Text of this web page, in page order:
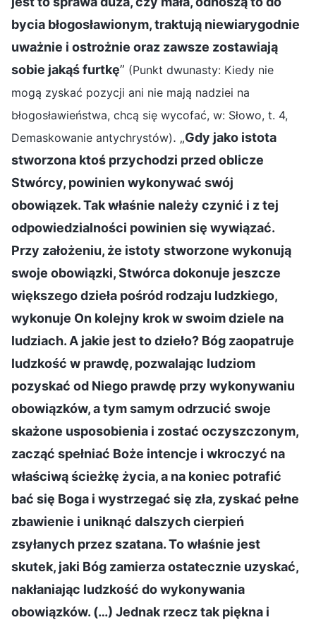
bycia błogosławionym, traktują niewiarygodnie
uważnie i ostrożnie oraz zawsze zostawiają
sobie jakąś furtkę” (Punkt dwunasty: Kiedy nie
mogą zyskać pozycji ani nie mają nadziei na
błogosławieństwa, chcą się wycofać, w: Słowo, t. 4,
Demaskowanie antychrystów). „Gdy jako istota
stworzona ktoś przychodzi przed oblicze
Stwórcy, powinien wykonywać swój
obowiązek. Tak właśnie należy czynić i z tej
odpowiedzialności powinien się wywiązać.
Przy założeniu, że istoty stworzone wykonują
swoje obowiązki, Stwórca dokonuje jeszcze
większego dzieła pośród rodzaju ludzkiego,
wykonuje On kolejny krok w swoim dziele na
ludziach. A jakie jest to dzieło? Bóg zaopatruje
ludzkość w prawdę, pozwalając ludziom
pozyskać od Niego prawdę przy wykonywaniu
obowiązków, a tym samym odrzucić swoje
skażone usposobienia i zostać oczyszczonym,
zacząć spełniać Boże intencje i wkroczyć na
właściwą ścieżkę życia, a na koniec potrafić
bać się Boga i wystrzegać się zła, zyskać pełne
zbawienie i uniknąć dalszych cierpień
zsyłanych przez szatana. To właśnie jest
skutek, jaki Bóg zamierza ostatecznie uzyskać,
nakłaniając ludzkość do wykonywania
obowiązków. (…) Jednak rzecz tak piękna i